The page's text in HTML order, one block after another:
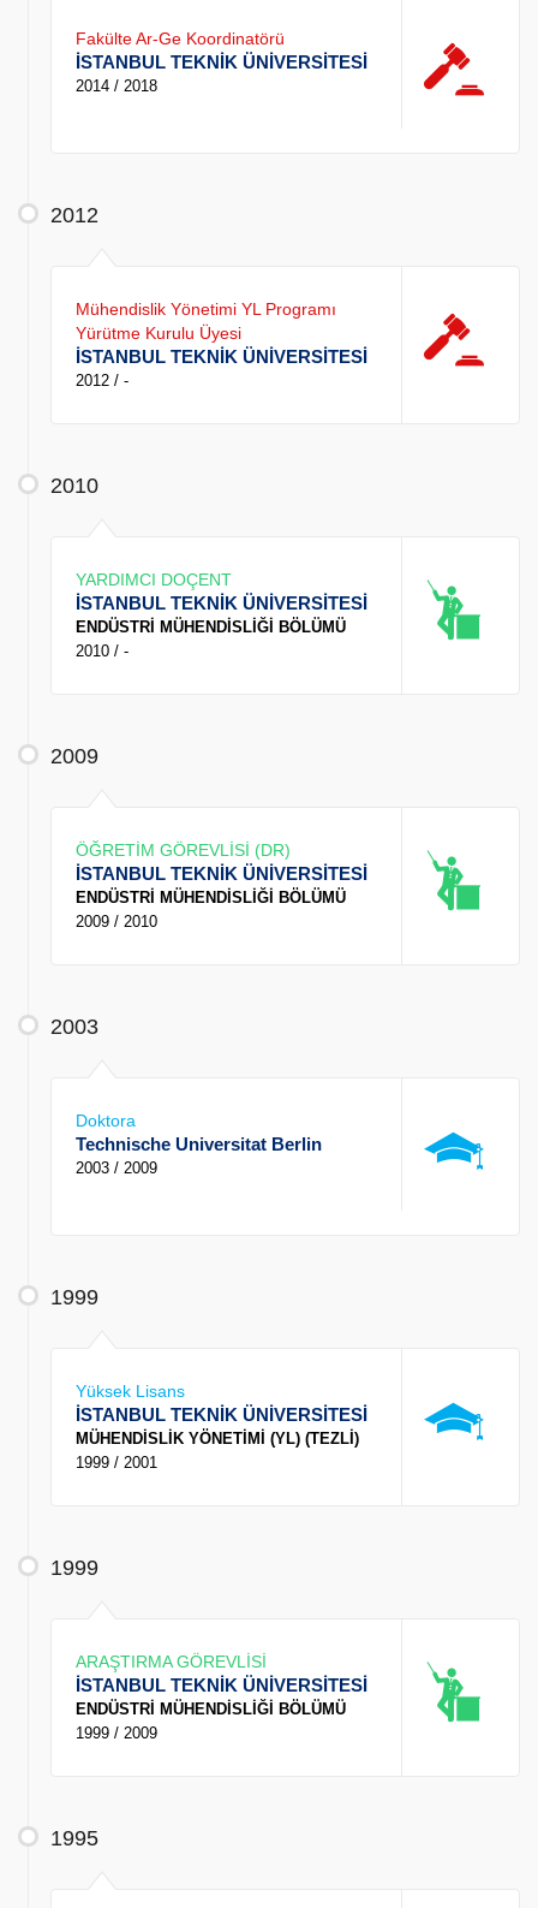
Fakülte Ar-Ge Koordinatörü
İSTANBUL TEKNİK ÜNİVERSİTESİ
2014 / 2018
2012
Mühendislik Yönetimi YL Programı
Yürütme Kurulu Üyesi
İSTANBUL TEKNİK ÜNİVERSİTESİ
2012 / -
2010
YARDIMCI DOÇENT
İSTANBUL TEKNİK ÜNİVERSİTESİ
ENDÜSTRİ MÜHENDİSLİĞİ BÖLÜMÜ
2010 / -
2009
ÖĞRETİM GÖREVLİSİ (DR)
İSTANBUL TEKNİK ÜNİVERSİTESİ
ENDÜSTRİ MÜHENDİSLİĞİ BÖLÜMÜ
2009 / 2010
2003
Doktora
Technische Universitat Berlin
2003 / 2009
1999
Yüksek Lisans
İSTANBUL TEKNİK ÜNİVERSİTESİ
MÜHENDİSLİK YÖNETİMİ (YL) (TEZLİ)
1999 / 2001
1999
ARAŞTIRMA GÖREVLİSİ
İSTANBUL TEKNİK ÜNİVERSİTESİ
ENDÜSTRİ MÜHENDİSLİĞİ BÖLÜMÜ
1999 / 2009
1995